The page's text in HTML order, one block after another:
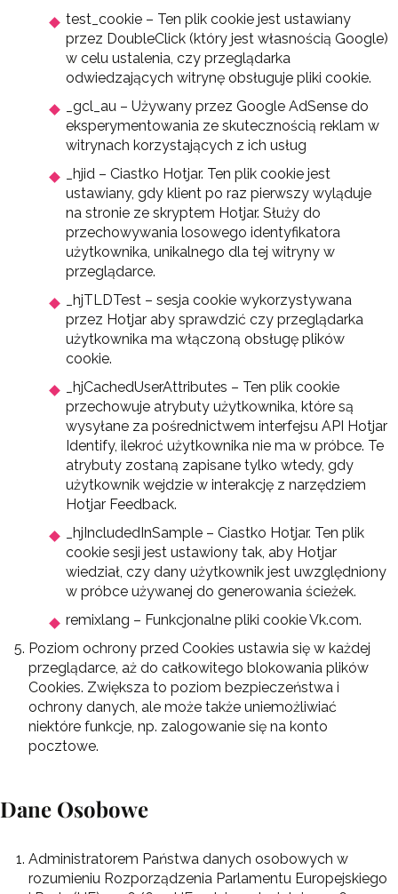
test_cookie – Ten plik cookie jest ustawiany
przez DoubleClick (który jest własnością Google)
w celu ustalenia, czy przeglądarka
odwiedzających witrynę obsługuje pliki cookie.
_gcl_au – Używany przez Google AdSense do
eksperymentowania ze skutecznością reklam w
witrynach korzystających z ich usług
_hjid – Ciastko Hotjar. Ten plik cookie jest
ustawiany, gdy klient po raz pierwszy wyląduje
na stronie ze skryptem Hotjar. Służy do
przechowywania losowego identyfikatora
użytkownika, unikalnego dla tej witryny w
przeglądarce.
_hjTLDTest – sesja cookie wykorzystywana
przez Hotjar aby sprawdzić czy przeglądarka
użytkownika ma włączoną obsługę plików
cookie.
_hjCachedUserAttributes – Ten plik cookie
przechowuje atrybuty użytkownika, które są
wysyłane za pośrednictwem interfejsu API Hotjar
Identify, ilekroć użytkownika nie ma w próbce. Te
atrybuty zostaną zapisane tylko wtedy, gdy
użytkownik wejdzie w interakcję z narzędziem
Hotjar Feedback.
_hjIncludedInSample – Ciastko Hotjar. Ten plik
cookie sesji jest ustawiony tak, aby Hotjar
wiedział, czy dany użytkownik jest uwzględniony
w próbce używanej do generowania ścieżek.
remixlang – Funkcjonalne pliki cookie Vk.com.
Poziom ochrony przed Cookies ustawia się w każdej
przeglądarce, aż do całkowitego blokowania plików
Cookies. Zwiększa to poziom bezpieczeństwa i
ochrony danych, ale może także uniemożliwiać
niektóre funkcje, np. zalogowanie się na konto
pocztowe.
Dane Osobowe
Administratorem Państwa danych osobowych w
rozumieniu Rozporządzenia Parlamentu Europejskiego